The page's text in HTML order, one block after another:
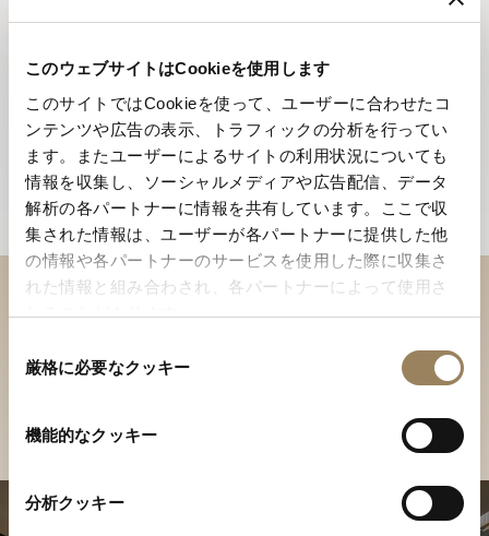
このウェブサイトはCookieを使用します
このサイトではCookieを使って、ユーザーに合わせたコ
ンテンツや広告の表示、トラフィックの分析を行ってい
ます。またユーザーによるサイトの利用状況についても
情報を収集し、ソーシャルメディアや広告配信、データ
解析の各パートナーに情報を共有しています。ここで収
集された情報は、ユーザーが各パートナーに提供した他
の情報や各パートナーのサービスを使用した際に収集さ
れた情報と組み合わされ、各パートナーによって使用さ
れることがあります。
厳格に必要なクッキー
機能的なクッキー
分析クッキー
ブティックでコレクションを
ご覧ください